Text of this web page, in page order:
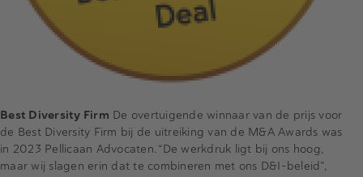
Best Diversity Firm De overtuigende winnaar van de prijs voor
de Best Diversity Firm bij de uitreiking van de M&A Awards was
in 2023 Pellicaan Advocaten. “De werkdruk ligt bij ons hoog,
maar wij slagen erin dat te combineren met ons D&I-beleid”,